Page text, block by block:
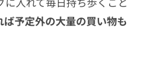
ば予定外の大量の買い物も